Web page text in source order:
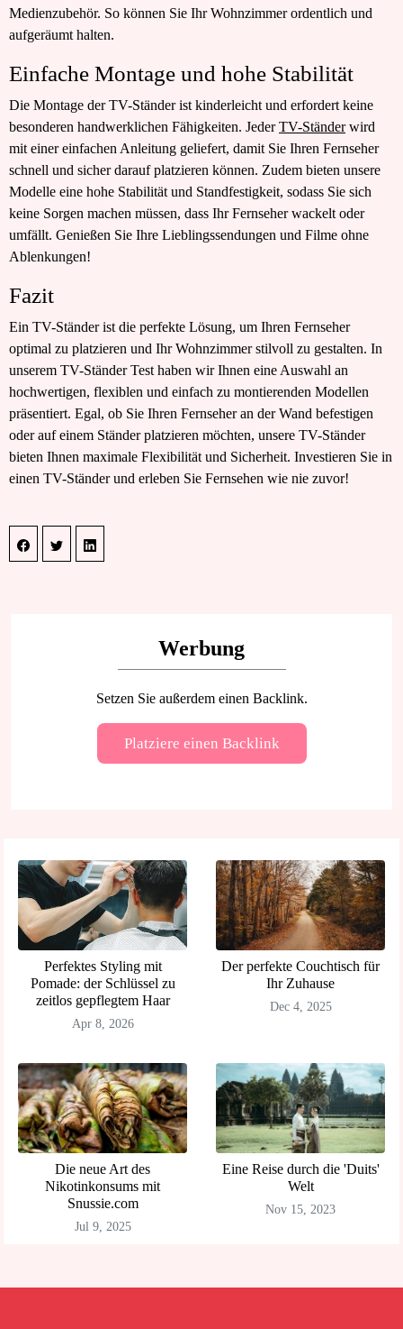
Medienzubehör. So können Sie Ihr Wohnzimmer ordentlich und
aufgeräumt halten.
Einfache Montage und hohe Stabilität
Die Montage der TV-Ständer ist kinderleicht und erfordert keine
besonderen handwerklichen Fähigkeiten. JederTV-Ständerwird
mit einer einfachen Anleitung geliefert, damit Sie Ihren Fernseher
schnell und sicher darauf platzieren können. Zudem bieten unsere
Modelle eine hohe Stabilität und Standfestigkeit, sodass Sie sich
keine Sorgen machen müssen, dass Ihr Fernseher wackelt oder
umfällt. Genießen Sie Ihre Lieblingssendungen und Filme ohne
Ablenkungen!
Fazit
Ein TV-Ständer ist die perfekte Lösung, um Ihren Fernseher
optimal zu platzieren und Ihr Wohnzimmer stilvoll zu gestalten. In
unserem TV-Ständer Test haben wir Ihnen eine Auswahl an
hochwertigen, flexiblen und einfach zu montierenden Modellen
präsentiert. Egal, ob Sie Ihren Fernseher an der Wand befestigen
oder auf einem Ständer platzieren möchten, unsere TV-Ständer
bieten Ihnen maximale Flexibilität und Sicherheit. Investieren Sie in
einen TV-Ständer und erleben Sie Fernsehen wie nie zuvor!
Werbung
Setzen Sie außerdem einen Backlink.
Platziere einen Backlink
Perfektes Styling mit
Pomade: der Schlüssel zu
zeitlos gepflegtem Haar
Apr 8, 2026
Der perfekte Couchtisch für
Ihr Zuhause
Dec 4, 2025
Die neue Art des
Nikotinkonsums mit
Snussie.com
Jul 9, 2025
Eine Reise durch die 'Duits'
Welt
Nov 15, 2023